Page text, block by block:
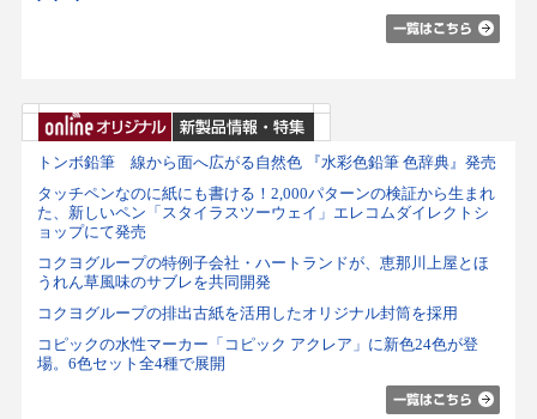
トンボ鉛筆 線から面へ広がる自然色 『水彩色鉛筆 色辞典』発売
タッチペンなのに紙にも書ける！2,000パターンの検証から生まれ
た、新しいペン「スタイラスツーウェイ」エレコムダイレクトシ
ョップにて発売
コクヨグループの特例子会社・ハートランドが、恵那川上屋とほ
うれん草風味のサブレを共同開発
コクヨグループの排出古紙を活用したオリジナル封筒を採用
コピックの水性マーカー「コピック アクレア」に新色24色が登
場。6色セット全4種で展開